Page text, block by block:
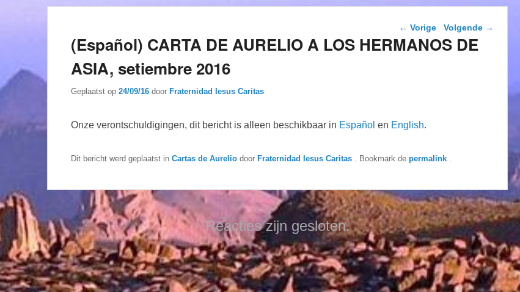
Berichtnavigatie
← Vorige Volgende →
(Español) CARTA DE AURELIO A LOS HERMANOS DE
ASIA, setiembre 2016
Geplaatst op 24/09/16 door Fraternidad Iesus Caritas
Onze verontschuldigingen, dit bericht is alleen beschikbaar in Español en English.
Dit bericht werd geplaatst in Cartas de Aurelio door Fraternidad Iesus Caritas . Bookmark de permalink
Reacties zijn gesloten.